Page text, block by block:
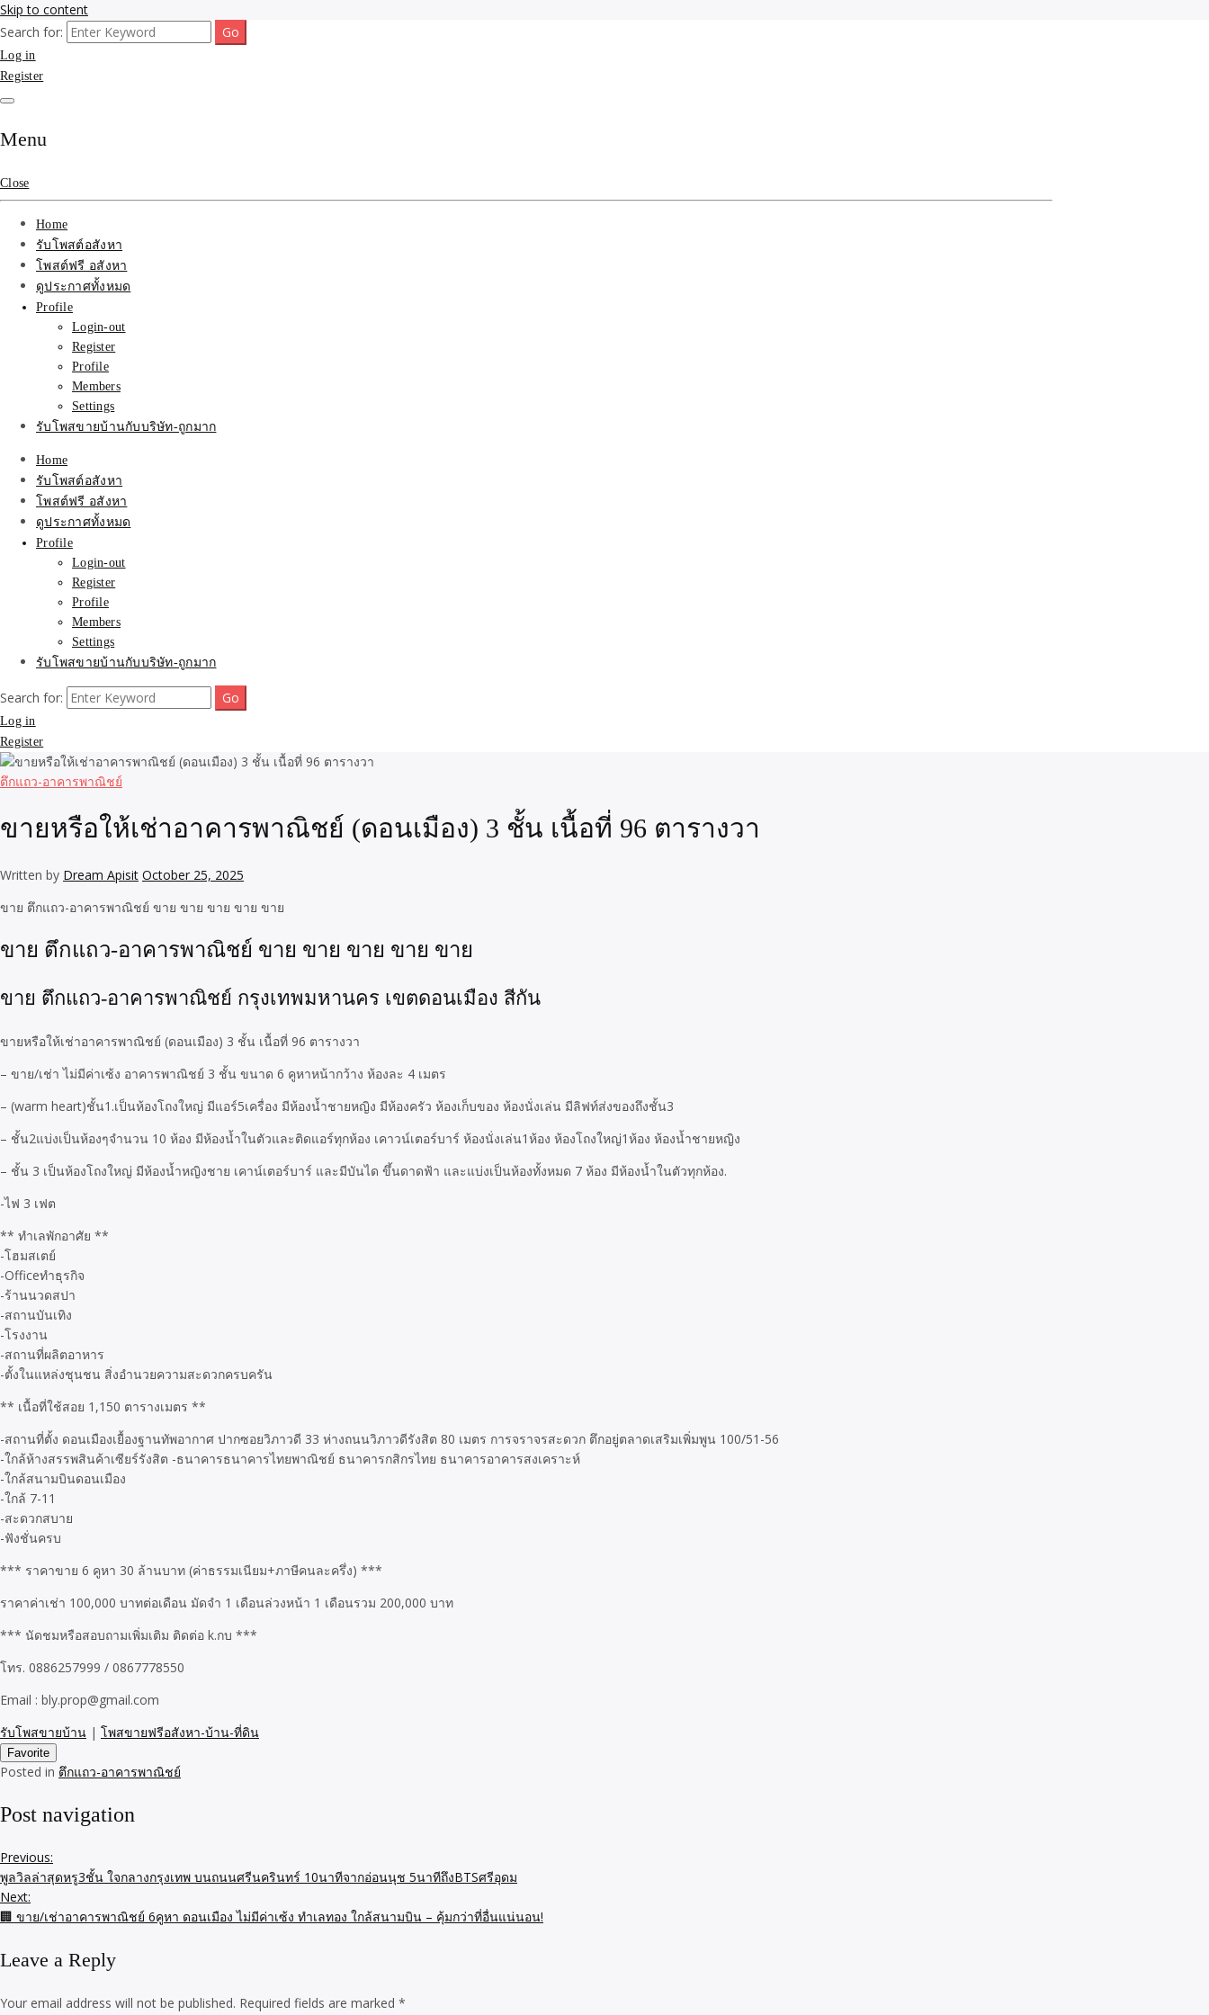
Skip to content
รับจ้างโพสขายบ้าน ที่ดิน ติดAI SEO กับบริษัทใหญ่ รับจ้างทำโฆษณา สินค้า บ้าน
ที่ดิน ราคา ถูกและดีที่สุด บริการ โปรโมท โฆษณารับโพสอสังหา ทีมงาน บริํษัทใหญ่
เว็บขายบ้าน คุณภาพอันดับ1 SEOขายบ้าน
รับจ้างโพสขายบ้าน ที่ดิน ไม่มีค่านายหน้า กับบริษัท SEO-AI เน้นติดหน้าแรก บริการโพสต์ โปรโมท รับจ้างทำโฆษณา ราคาถูก เว็บขายบ้าน รับโพสอสังหา ติดหน้าแรกกูเกิ้ล ทีมงาน บริํษัทใหญ่ รับประกันผลงาน ที่เดียวในเมือง
ไทย ช่วยคุณขายบ้าน อสังหา สินค้าได้จริงๆ ราคาถูกและดี มีอยู่จริง
Search for:
Log in
Register
Menu
Close
Home
รับโพสต์อสังหา
โพสต์ฟรี อสังหา
ดูประกาศทั้งหมด
Profile
Login-out
Register
Profile
Members
Settings
รับโพสขายบ้านกับบริษัท-ถูกมาก
Home
รับโพสต์อสังหา
โพสต์ฟรี อสังหา
ดูประกาศทั้งหมด
Profile
Login-out
Register
Profile
Members
Settings
รับโพสขายบ้านกับบริษัท-ถูกมาก
Search for:
Log in
Register
ตึกแถว-อาคารพาณิชย์
ขายหรือให้เช่าอาคารพาณิชย์ (ดอนเมือง) 3 ชั้น เนื้อที่ 96 ตารางวา
Written by Dream Apisit October 25, 2025
ขาย ตึกแถว-อาคารพาณิชย์ ขาย ขาย ขาย ขาย ขาย
ขาย ตึกแถว-อาคารพาณิชย์ ขาย ขาย ขาย ขาย ขาย
ขาย ตึกแถว-อาคารพาณิชย์ กรุงเทพมหานคร เขตดอนเมือง สีกัน
ขายหรือให้เช่าอาคารพาณิชย์ (ดอนเมือง) 3 ชั้น เนื้อที่ 96 ตารางวา
– ขาย/เช่า ไม่มีค่าเซ้ง อาคารพาณิชย์ 3 ชั้น ขนาด 6 คูหาหน้ากว้าง ห้องละ 4 เมตร
– (warm heart)ชั้น1.เป็นห้องโถงใหญ่ มีแอร์5เครื่อง มีห้องน้ำชายหญิง มีห้องครัว ห้องเก็บของ ห้องนั่งเล่น มีลิฟท์ส่งของถึงชั้น3
– ชั้น2แบ่งเป็นห้องๆจำนวน 10 ห้อง มีห้องน้ำในตัวและติดแอร์ทุกห้อง เคาวน์เตอร์บาร์ ห้องนั่งเล่น1ห้อง ห้องโถงใหญ่1ห้อง ห้องน้ำชายหญิง
– ชั้น 3 เป็นห้องโถงใหญ่ มีห้องน้ำหญิงชาย เคาน์เตอร์บาร์ และมีบันได ขึ้นดาดฟ้า และแบ่งเป็นห้องทั้งหมด 7 ห้อง มีห้องน้ำในตัวทุกห้อง.
-ไฟ 3 เฟต
** ทำเลพักอาศัย **
-โฮมสเตย์
-Officeทำธุรกิจ
-ร้านนวดสปา
-สถานบันเทิง
-โรงงาน
-สถานที่ผลิตอาหาร
-ตั้งในแหล่งชุนชน สิ่งอำนวยความสะดวกครบครัน
** เนื้อที่ใช้สอย 1,150 ตารางเมตร **
-สถานที่ตั้ง ดอนเมืองเยื้องฐานทัพอากาศ ปากซอยวิภาวดี 33 ห่างถนนวิภาวดีรังสิต 80 เมตร การจราจรสะดวก ตึกอยู่ตลาดเสริมเพิ่มพูน 100/51-56
-ใกล้ห้างสรรพสินค้าเซียร์รังสิต -ธนาคารธนาคารไทยพาณิชย์ ธนาคารกสิกรไทย ธนาคารอาคารสงเคราะห์
-ใกล้สนามบินดอนเมือง
-ใกล้ 7-11
-สะดวกสบาย
-ฟังชั่นครบ
*** ราคาขาย 6 คูหา 30 ล้านบาท (ค่าธรรมเนียม+ภาษีคนละครึ่ง) ***
ราคาค่าเช่า 100,000 บาทต่อเดือน มัดจำ 1 เดือนล่วงหน้า 1 เดือนรวม 200,000 บาท
*** นัดชมหรือสอบถามเพิ่มเติม ติดต่อ k.กบ ***
โทร. 0886257999 / 0867778550
Email : bly.prop@gmail.com
รับโพสขายบ้าน | โพสขายฟรีอสังหา-บ้าน-ที่ดิน
Favorite
Posted in ตึกแถว-อาคารพาณิชย์
Post navigation
Previous:
พูลวิลล่าสุดหรู3ชั้น ใจกลางกรุงเทพ บนถนนศรีนครินทร์ 10นาทีจากอ่อนนุช 5นาทีถึงBTSศรีอุดม
Next:
🏢 ขาย/เช่าอาคารพาณิชย์ 6คูหา ดอนเมือง ไม่มีค่าเซ้ง ทำเลทอง ใกล้สนามบิน – คุ้มกว่าที่อื่นแน่นอน!
Leave a Reply
Your email address will not be published. Required fields are marked *